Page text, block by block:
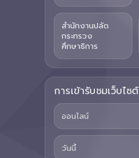
สำนักงานปลัด
กระทรวง
ศึกษาธิการ
การเข้ารับชมเว็บไซต์
ออนไลน์
วันนี้